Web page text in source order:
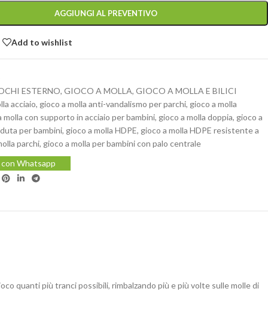
AGGIUNGI AL PREVENTIVO
Add to wishlist
ESTERNO, GIOCO A MOLLA, GIOCO A MOLLA E BILICI
acciaio, gioco a molla anti-vandalismo per parchi, gioco a molla
molla con supporto in acciaio per bambini, gioco a molla doppia, gioco a
per bambini, gioco a molla HDPE, gioco a molla HDPE resistente a
parchi, gioco a molla per bambini con palo centrale
Whatsapp
quanti più tranci possibili, rimbalzando più e più volte sulle molle di